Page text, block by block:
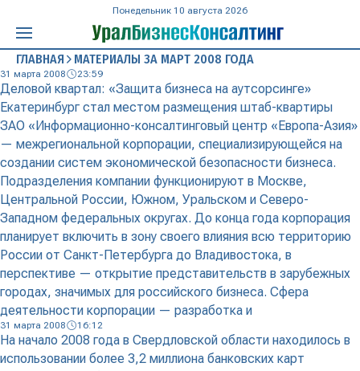
Понедельник 10 августа 2026
ГЛАВНАЯ МАТЕРИАЛЫ ЗА МАРТ 2008 ГОДА
31 марта 2008 23:59
Деловой квартал: «Защита бизнеса на аутсорсинге»
Екатеринбург стал местом размещения штаб-квартиры
ЗАО «Информационно-консалтинговый центр «Европа-Азия»
— межрегиональной корпорации, специализирующейся на
создании систем экономической безопасности бизнеса.
Подразделения компании функционируют в Москве,
Центральной России, Южном, Уральском и Северо-
Западном федеральных округах. До конца года корпорация
планирует включить в зону своего влияния всю территорию
России от Санкт-Петербурга до Владивостока, в
перспективе — открытие представительств в зарубежных
городах, значимых для российского бизнеса. Сфера
деятельности корпорации — разработка и
31 марта 2008 16:12
На начало 2008 года в Свердловской области находилось в
использовании более 3,2 миллиона банковских карт